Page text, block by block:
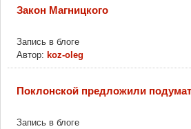
Закон Магницкого
Запись в блоге
Автор: koz-oleg
Поклонской предложили
Запись в блоге